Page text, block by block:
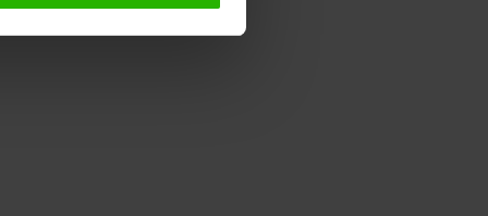
altijd wijzigen of